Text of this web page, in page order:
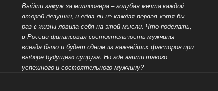
Выйти замуж за миллионера – голубая мечта каждой
второй девушки, и едва ли не каждая первая хотя бы
раз в жизни ловила себя на этой мысли. Что поделать,
в России финансовая состоятельность мужчины
всегда было и будет одним из важнейших факторов при
выборе будущего супруга. Но где найти такого
успешного и состоятельного мужчину?